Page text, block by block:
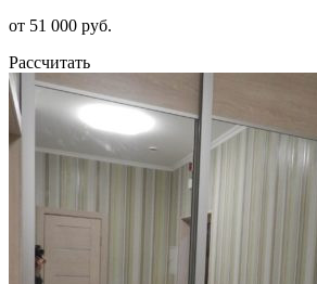
от 51 000 руб.
Рассчитать